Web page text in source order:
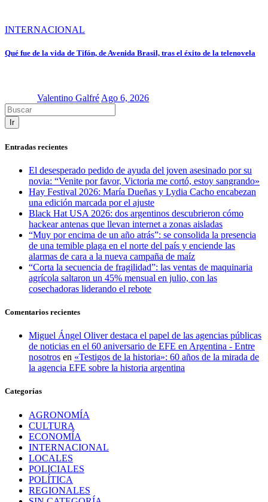
INTERNACIONAL
Qué fue de la vida de Tifón, de Avenida Brasil, tras el éxito de la telenovela
Valentino GalfréAgo 6, 2026
Ir
Entradas recientes
El desesperado pedido de ayuda del joven asesinado por su
novia: “Venite por favor, Victoria me cortó, estoy sangrando»
Hay Festival 2026: María Dueñas y Lydia Cacho encabezan
una edición marcada por el ajuste
Black Hat USA 2026: dos argentinos descubrieron cómo
hackear antenas que llevan internet a zonas aisladas
“Muy por encima de un año atrás”: se consolida la presencia
de una temible plaga en el norte del país y enciende las
alarmas de cara a la nueva campaña de maíz
“Corta la secuencia de fragilidad”: las ventas de maquinaria
agrícola saltaron un 45% mensual en julio, con las
cosechadoras liderando el rebote
Comentarios recientes
Miguel Ángel Oliver destaca el papel de las agencias públicas
de noticias en el 60 aniversario de EFE en Argentina - Entre
nosotros en «Testigos de la historia»: 60 años de la mirada de
la agencia EFE sobre la historia argentina
Categorías
AGRONOMÍA
CULTURA
ECONOMÍA
INTERNACIONAL
LOCALES
POLICIALES
POLÍTICA
REGIONALES